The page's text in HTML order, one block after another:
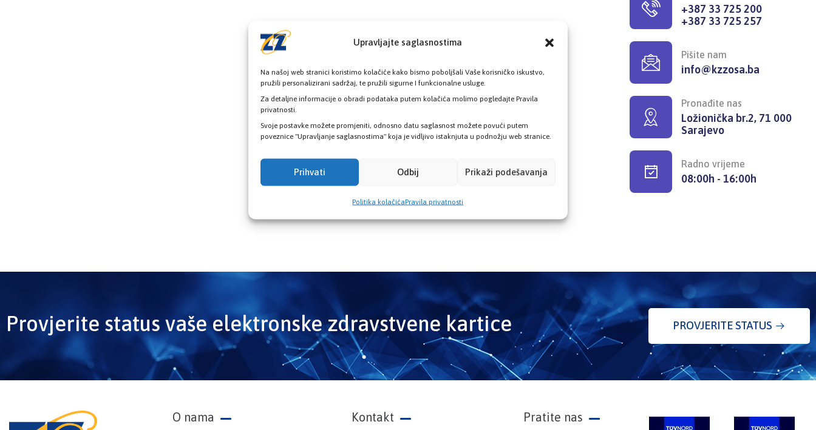
Upravljajte saglasnostima
Na našoj web stranici koristimo kolačiće kako bismo poboljšali Vaše korisničko iskustvo,
pružili personalizirani sadržaj, te pružili sigurne I funkcionalne usluge.
Za detaljne informacije o obradi podataka putem kolačića molimo pogledajte Pravila
privatnosti.
Svoje postavke možete promjeniti, odnosno datu saglasnost možete povući putem
poveznice "Upravljanje saglasnostima" koja je vidljivo istaknjuta u podnožju web stranice.
Prihvati Odbij Prikaži podešavanja
Politika kolačićaPravila privatnosti
+387 33 725 200
+387 33 725 257
Pišite nam
info@kzzosa.ba
Pronađite nas
Ložionička br.2, 71 000
Sarajevo
Radno vrijeme
08:00h - 16:00h
Provjerite status vaše elektronske zdravstvene kartice PROVJERITE STATUS
O nama Kontakt Pratite nas